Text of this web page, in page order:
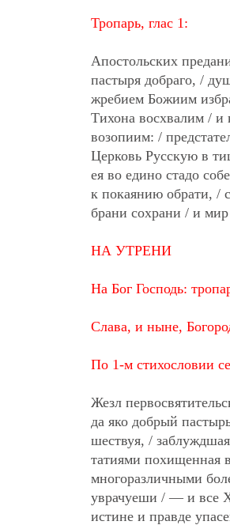
Тропарь, глас 1:
Апостольских
пастыря добраго, /
жребием Божиим
Тихона восхвалим /
возопиим: /
Церковь Русскую в
ея во едино стадо
к покаянию обрати, /
брани сохрани / и
НА УТРЕНИ
На Бог Господь:
Слава, и ныне,
По 1-м стихословии
Жезл
да яко добрый
шествуя, /
татиями похищенная
многоразличными
уврачуеши / — и все
истине и правде